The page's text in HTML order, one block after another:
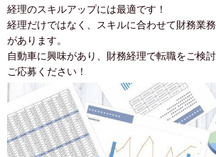
経理のスキルアップには最適です！
経理だけではなく、スキルに合わせて財務業
があります。
自動車に興味があり、財務経理で転職をご検
ご応募ください！